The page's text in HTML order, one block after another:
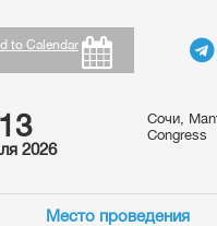
to Calendar
2026
Сочи,
Congress
Место проведения